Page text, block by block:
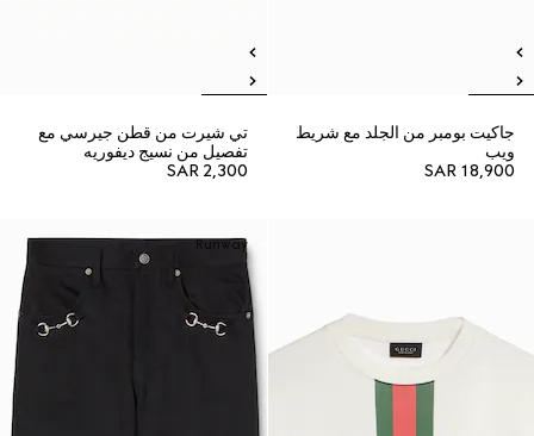
جاكيت بومبر من الجلد مع شريط
ويب
SAR 18,900
تي شيرت من قطن جيرسي مع
تفصيل من نسيج ديفوريه
SAR 2,300
Runway